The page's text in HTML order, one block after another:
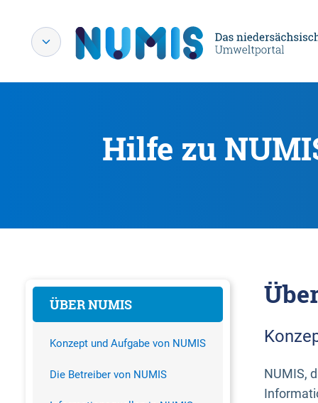
Hilfe zu
ÜBER NUMIS
Konzept und Aufgabe von NUMIS
Die Betreiber von NUMIS
NUMIS,